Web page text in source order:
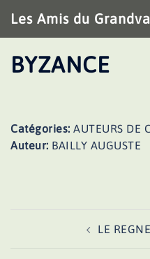
au
contenu
Les Amis du
BYZANCE
Catégories: AUTEURS DE
Auteur: BAILLY AUGUSTE
LE